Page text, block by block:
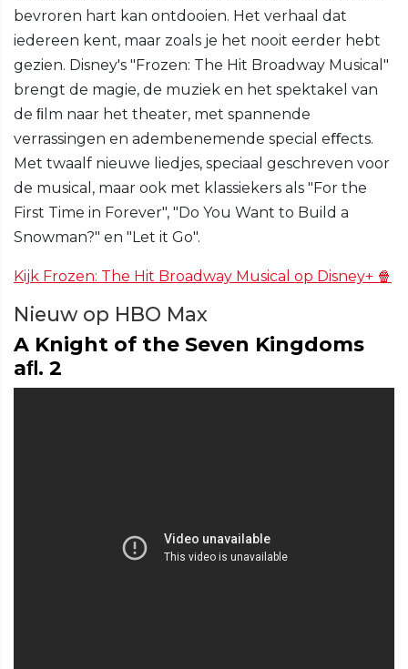
bevroren hart kan ontdooien. Het verhaal dat
iedereen kent, maar zoals je het nooit eerder hebt
gezien. Disney's "Frozen: The Hit Broadway Musical"
brengt de magie, de muziek en het spektakel van
de ﬁlm naar het theater, met spannende
verrassingen en adembenemende special eﬀects.
Met twaalf nieuwe liedjes, speciaal geschreven voor
de musical, maar ook met klassiekers als "For the
First Time in Forever", "Do You Want to Build a
Snowman?" en "Let it Go".
Kijk Frozen: The Hit Broadway Musical op Disney+ 🍿
Nieuw op HBO Max
A Knight of the Seven Kingdoms
aﬂ. 2